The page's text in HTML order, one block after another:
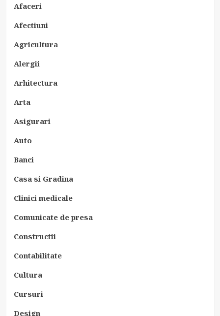
Afaceri
Afectiuni
Agricultura
Alergii
Arhitectura
Arta
Asigurari
Auto
Banci
Casa si Gradina
Clinici medicale
Comunicate de presa
Constructii
Contabilitate
Cultura
Cursuri
Design